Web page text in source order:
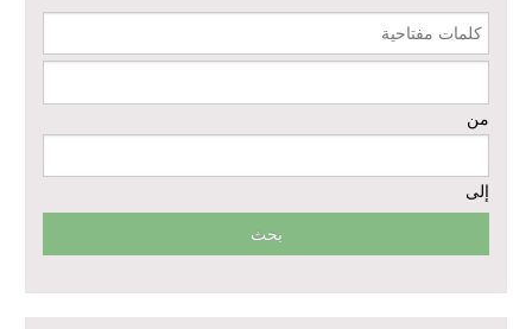
كلمات مفتاحية
من
إلى
– المرحلة الأولى